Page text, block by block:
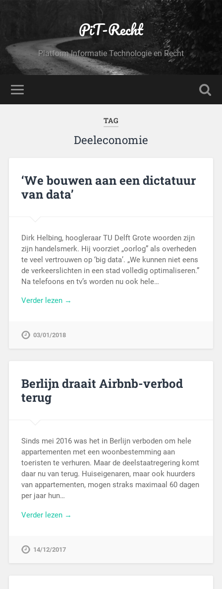
PiT-Recht
Platform Informatie Technologie en Recht
TAG
Deeleconomie
‘We bouwen aan een dictatuur
van data’
Dirk Helbing, hoogleraar TU Delft Grote woorden zijn
zijn handelsmerk. Hij voorziet „oorlog” als overheden
te veel vertrouwen op ‘big data’. „We kunnen niet eens
de verkeerslichten in een stad volledig optimaliseren.”
Na telefoons en tv’s worden nu ook hele…
Verder lezen →
03/01/2018
Berlijn draait Airbnb-verbod
terug
Sinds mei 2016 was het in Berlijn verboden om hele
appartementen met een woonbestemming aan
toeristen te verhuren. Maar de deelstaatregering komt
daar nu van terug. Huiseigenaren, maar ook huurders
van appartementen, mogen straks maximaal 60 dagen
per jaar hun…
Verder lezen →
14/12/2017